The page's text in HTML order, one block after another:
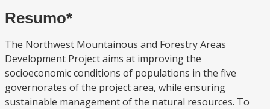
Resumo*
The Northwest Mountainous and Forestry Areas
Development Project aims at improving the
socioeconomic conditions of populations in the five
governorates of the project area, while ensuring
sustainable management of the natural resources. To